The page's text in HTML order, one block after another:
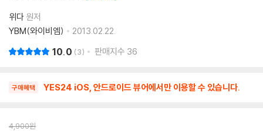
위다 원저
YBM(와이비엠)
2013.02.22.
10.0 3 판매지수 36
구매혜택 YES24 iOS, 안드로이드 뷰어에서만 이용할 수 있습니다.
4,900원